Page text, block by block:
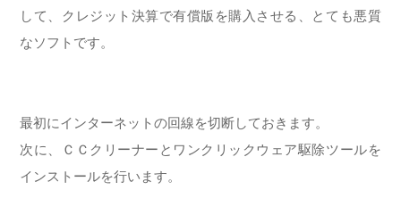
して、クレジット決算で有償版を購入させる、とても悪質
なソフトです。
最初にインターネットの回線を切断しておきます。
次に、ＣＣクリーナーとワンクリックウェア駆除ツールを
インストールを行います。